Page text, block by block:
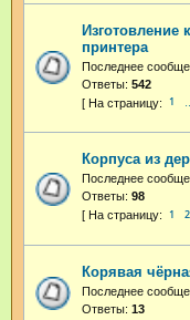
Изготовление
принтера
Последнее
Ответы: 542
1
Корпуса из
Последнее
Ответы: 98
1 2
Корявая
Последнее
Ответы: 13